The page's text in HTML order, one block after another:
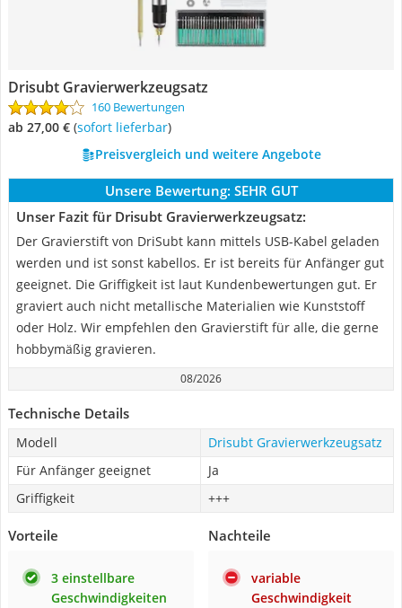
Drisubt Gravierwerkzeugsatz
160 Bewertungen
ab 27,00 € ( Sofort lieferbar)
Preisvergleich und weitere Angebote
Unsere Bewertung: SEHR GUT
Unser Fazit für Drisubt Gravierwerkzeugsatz:
Der Gravierstift von DriSubt kann mittels USB-Kabel geladen
werden und ist sonst kabellos. Er ist bereits für Anfänger gut
geeignet. Die Griffigkeit ist laut Kundenbewertungen gut. Er
graviert auch nicht metallische Materialien wie Kunststoff
oder Holz. Wir empfehlen den Gravierstift für alle, die gerne
hobbymäßig gravieren.
08/2026
Technische Details
Modell
Drisubt Gravierwerkzeugsatz
Für Anfänger geeignet
Ja
Griffigkeit
+++
Vorteile
3 einstellbare
Geschwindigkeiten
Nachteile
variable
Geschwindigkeit